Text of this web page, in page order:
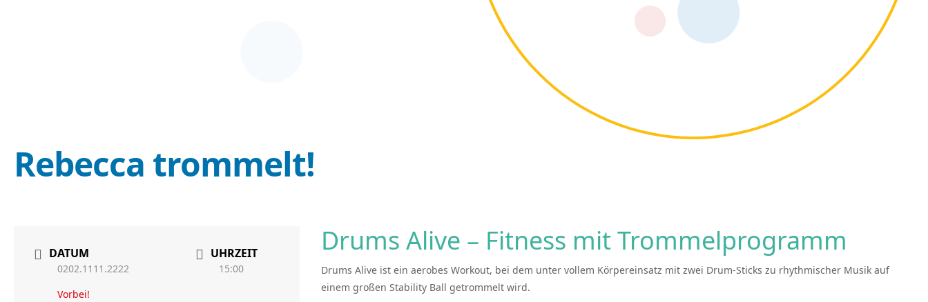
Rebecca trommelt!
DATUM
0202.1111.2222
Vorbei!
UHRZEIT
15:00
Drums Alive – Fitness mit Trommelprogramm
Drums Alive ist ein aerobes Workout, bei dem unter vollem Körpereinsatz mit zwei Drum-Sticks zu rhythmischer Musik auf
einem großen Stability Ball getrommelt wird.